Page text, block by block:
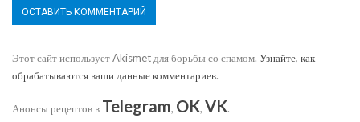
Этот сайт использует Akismet для борьбы со спамом. Узнайте, как
обрабатываются ваши данные комментариев.
Анонсы рецептов в Telegram, OK, VK.